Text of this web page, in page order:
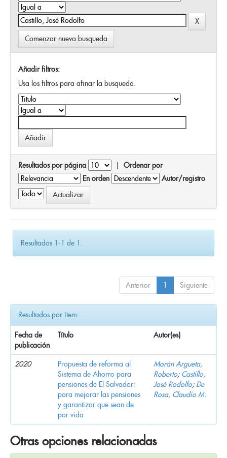
Comenzar nueva busqueda
Añadir filtros:
Usa los filtros para afinar la busqueda.
Resultados por página | Ordenar por
En orden
Autor/registro
Resultados 1-1 de 1.
Anterior 1 Siguiente
Resultados por ítem:
Fecha de
publicación
Título Autor(es)
2020
Propuesta de reforma al
Sistema de Ahorro para
pensiones de El Salvador:
para mejorar las pensiones
y garantizar que sean de
por vida
Morán Argueta,
Roberto; Castillo,
José Rodolfo; De
Rosa, Claudio M.
Otras opciones relacionadas